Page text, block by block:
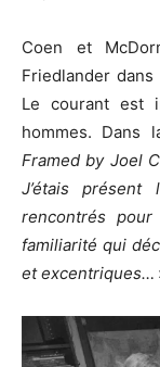
Coen et
Friedlander dans
Le courant est
hommes. Dans
Framed by Joel
J’étais
rencontrés
familiarité qui
et excentriques…